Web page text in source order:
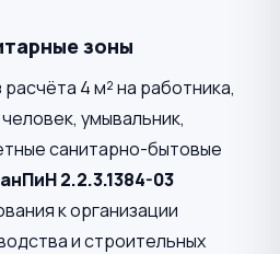
зоны
4 м² на работника,
умывальник,
санитарно-бытовые
2.2.3.1384-03
к организации
и строительных